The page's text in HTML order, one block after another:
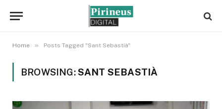
Home » Posts Tagged "Sant Sebastià"
BROWSING:SANT SEBASTIÀ